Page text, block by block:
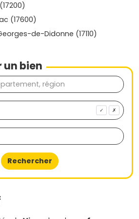
(17600)
de-Didonne (17110)
un bien
✓ ✗
Rechercher